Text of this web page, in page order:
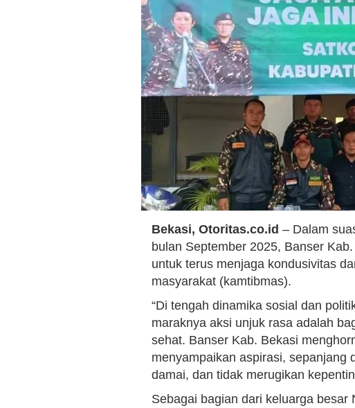
Bekasi, Otoritas.co.id – Dalam
bulan September 2025, Banser
untuk terus menjaga kondusivitas
masyarakat (kamtibmas).
“Di tengah dinamika sosial dan
maraknya aksi unjuk rasa adalah
sehat. Banser Kab. Bekasi
menyampaikan aspirasi, sepanjang
damai, dan tidak merugikan
Sebagai bagian dari keluarga